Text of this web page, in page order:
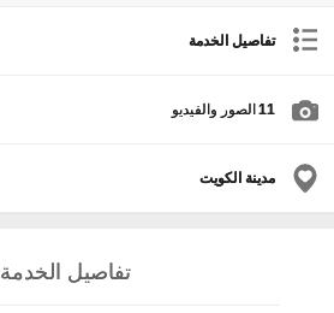
تفاصيل الخدمة
11 الصور والفيديو
مدينة الكويت
تفاصيل الخدمة